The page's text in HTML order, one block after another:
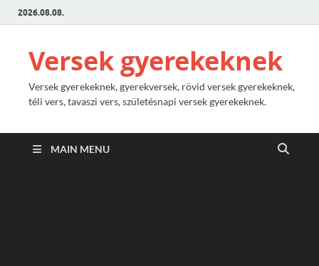
2026.08.08.
Versek gyerekeknek
Versek gyerekeknek, gyerekversek, rövid versek gyerekeknek,
téli vers, tavaszi vers, születésnapi versek gyerekeknek.
MAIN MENU